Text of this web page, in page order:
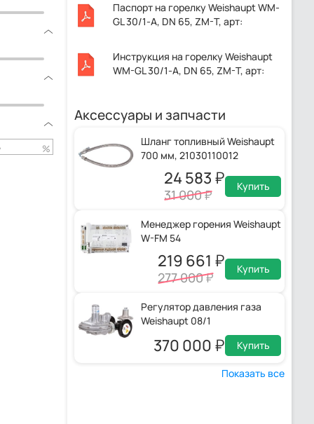
%
Паспорт на горелку Weishaupt WM-
GL 30/1-A, DN 65, ZM-T, арт:
Инструкция на горелку Weishaupt
WM-GL 30/1-A, DN 65, ZM-T, арт:
Аксессуары и запчасти
Шланг топливный Weishaupt
700 мм, 21030110012
24 583
31 000
Купить
Менеджер горения Weishaupt
W-FM 54
219 661
277 000
Купить
Регулятор давления газа
Weishaupt 08/1
370 000 Купить
Показать все